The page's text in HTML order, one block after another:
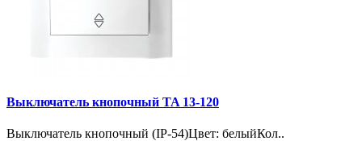
Выключатель кнопочный TA 13-120
Выключатель кнопочный (IP-54)Цвет: белыйКол..